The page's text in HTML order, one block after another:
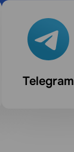
Telegram